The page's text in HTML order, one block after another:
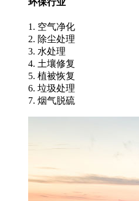
1. 空气净化
2. 除尘处理
3. 水处理
4. 土壤修复
5. 植被恢复
6. 垃圾处理
7. 烟气脱硫